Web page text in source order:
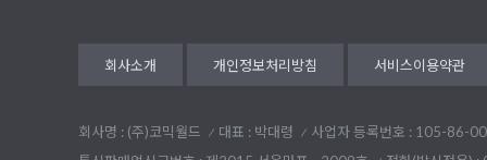
회사소개 개인정보처리방침 서비스이용약관
회사명 : (주)코믹월드 대표 : 박대령
사업자 등록번호 : 105-86-